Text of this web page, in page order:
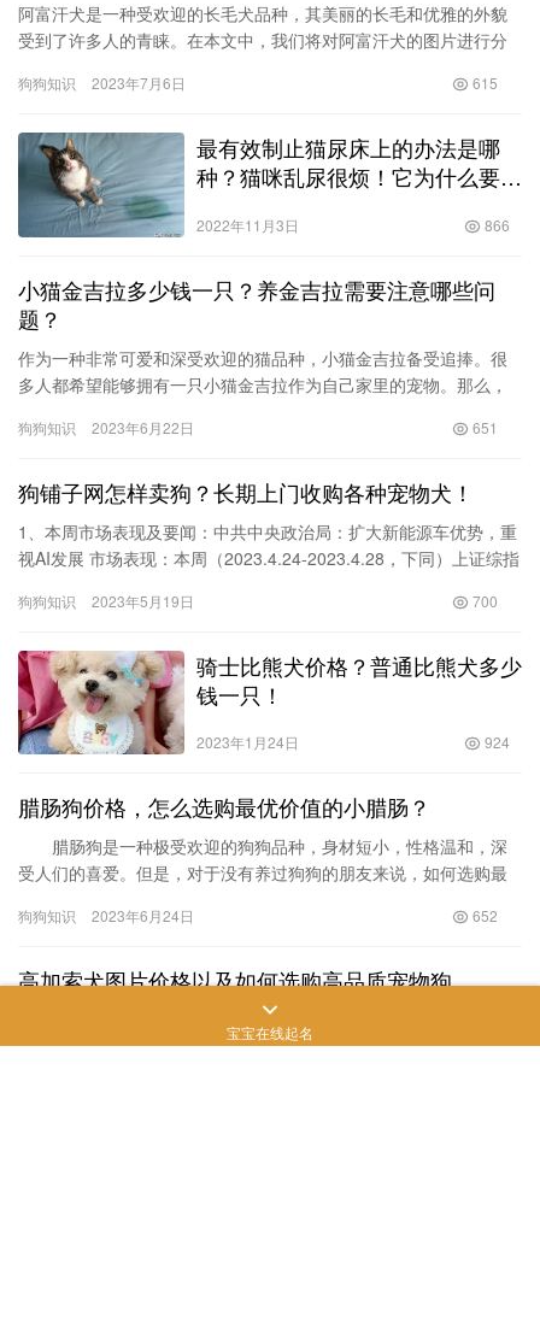
阿富汗犬是一种受欢迎的长毛犬品种，其美丽的长毛和优雅的外貌
受到了许多人的青睐。在本文中，我们将对阿富汗犬的图片进行分
的图…
狗狗知识 2023年7月6日 615
最有效制止猫尿床上的办法是哪
种？猫咪乱尿很烦！它为什么要这
2022年11月3日 866
小猫金吉拉多少钱一只？养金吉拉需要注意哪些问
题？
作为一种非常可爱和深受欢迎的猫品种，小猫金吉拉备受追捧。很
多人都希望能够拥有一只小猫金吉拉作为自己家里的宠物。那么，
文的介…
狗狗知识 2023年6月22日 651
狗铺子网怎样卖狗？长期上门收购各种宠物犬！
1、本周市场表现及要闻：中共中央政治局：扩大新能源车优势，重
视AI发展 市场表现：本周（2023.4.24-2023.4.28，下同）上证综指
狗狗知识 2023年5月19日 700
骑士比熊犬价格？普通比熊犬多少
钱一只！
2023年1月24日 924
腊肠狗价格，怎么选购最优价值的小腊肠？
腊肠狗是一种极受欢迎的狗狗品种，身材短小，性格温和，深
受人们的喜爱。但是，对于没有养过狗狗的朋友来说，如何选购最
价格，…
狗狗知识 2023年6月24日 652
高加索犬图片价格以及如何选购高品质宠物狗
作为一个大型宠物犬种，高加索犬以其强壮的身体和忠诚的性格深
受宠物犬爱好者的喜爱。在选择高加索犬的过程中，价格和图片都
宝宝在线起名